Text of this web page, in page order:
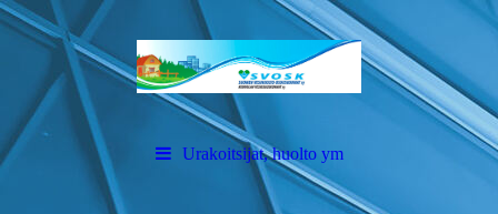
Urakoitsijat, huolto ym